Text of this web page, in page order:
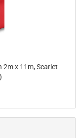
2m x 11m, Scarlet